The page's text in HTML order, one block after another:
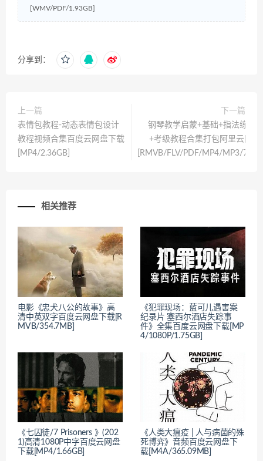
[WMV/PDF/1.93GB]
分享到：
上一篇
表情包教程-动态表情包设计
教程视频合集百度云网盘下载
[MP4/2.36GB]
下一篇
钢琴教学启蒙+基础+指法练习+
+考级教程合集打包阿里云网盘
[RMVB/FLV/PDF/MP4/MP3/
相关推荐
电影《忠犬八公的故事》高
清中英双字百度云网盘下载[R
MVB/354.7MB]
《犯罪现场：蓝可儿遇害案
纪录片 塞西尔酒店失踪事
件》全集百度云网盘下载[MP
4/1080P/1.75GB]
《七囚徒/7 Prisoners 》(202
1)高清1080P中字百度云网盘
下载[MP4/1.66GB]
《人类大瘟疫 | 人与病菌的殊
死博弈》音频百度云网盘下
载[M4A/365.09MB]